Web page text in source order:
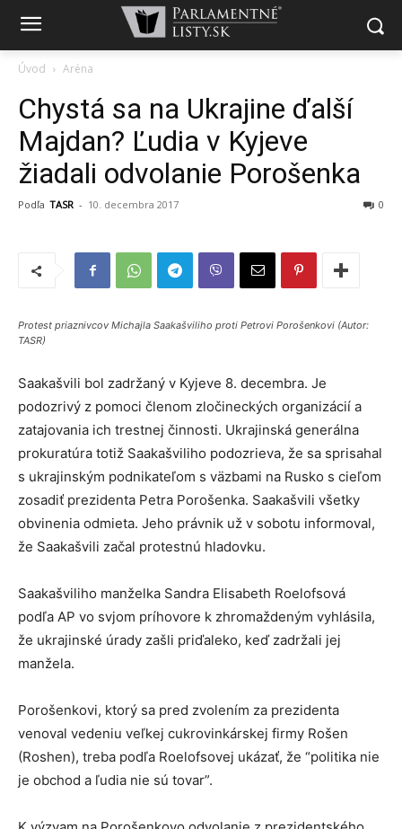
Úvod Aréna
Chystá sa na Ukrajine ďalší
Majdan? Ľudia v Kyjeve
žiadali odvolanie Porošenka
Podľa TASR - 10. decembra 2017 0
Protest priaznivcov Michajla Saakašviliho proti Petrovi Porošenkovi (Autor:
TASR)
Saakašvili bol zadržaný v Kyjeve 8. decembra. Je
podozrivý z pomoci členom zločineckých organizácií a
zatajovania ich trestnej činnosti. Ukrajinská generálna
prokuratúra totiž Saakašviliho podozrieva, že sa sprisahal
s ukrajinským podnikateľom s väzbami na Rusko s cieľom
zosadiť prezidenta Petra Porošenka. Saakašvili všetky
obvinenia odmieta. Jeho právnik už v sobotu informoval,
že Saakašvili začal protestnú hladovku.
Saakašviliho manželka Sandra Elisabeth Roelofsová
podľa AP vo svjom príhovore k zhromaždeným vyhlásila,
že ukrajinské úrady zašli priďaleko, keď zadržali jej
manžela.
Porošenkovi, ktorý sa pred zvolením za prezidenta
venoval vedeniu veľkej cukrovinkárskej firmy Rošen
(Roshen), treba podľa Roelofsovej ukázať, že “politika nie
je obchod a ľudia nie sú tovar”.